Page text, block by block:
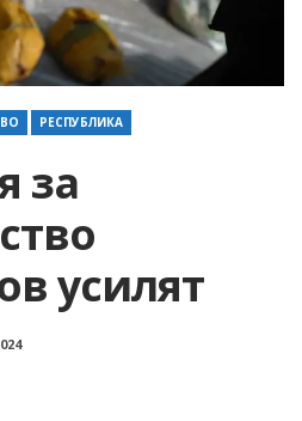
РЕСПУБЛИКА
за
усилят